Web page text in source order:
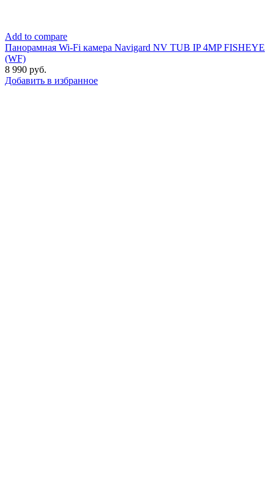
Add to compare
Панорамная Wi-Fi камера Navigard NV TUB IP 4MP FISHEYE
(WF)
8 990 руб.
Добавить в избранное